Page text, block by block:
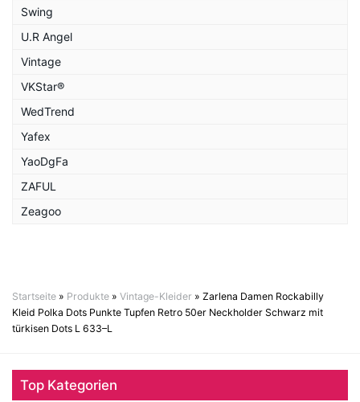
Swing
U.R Angel
Vintage
VKStar®
WedTrend
Yafex
YaoDgFa
ZAFUL
Zeagoo
Startseite » Produkte » Vintage-Kleider » Zarlena Damen Rockabilly
Kleid Polka Dots Punkte Tupfen Retro 50er Neckholder Schwarz mit
türkisen Dots L 633–L
Top Kategorien